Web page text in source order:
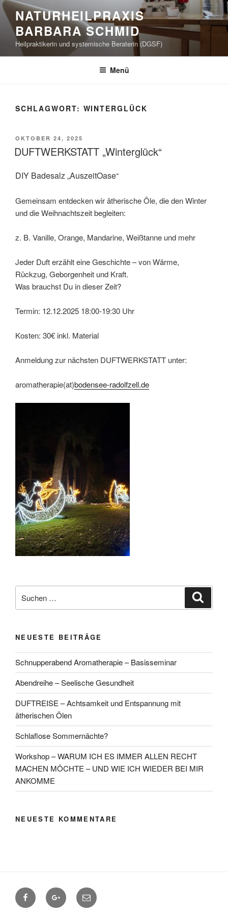
Zum
Inhalt
springen
NATURHEILPRAXIS
BARBARA SCHMID
Heilpraktikerin und systemische Beraterin (DGSF)
Menü
SCHLAGWORT: WINTERGLÜCK
VERÖFFENTLICHT
AM
OKTOBER 24, 2025
DUFTWERKSTATT „Winterglück“
DIY Badesalz „AuszeitOase“
Gemeinsam entdecken wir ätherische Öle, die den Winter
und die Weihnachtszeit begleiten:
z. B. Vanille, Orange, Mandarine, Weißtanne und mehr
Jeder Duft erzählt eine Geschichte – von Wärme,
Rückzug, Geborgenheit und Kraft.
Was brauchst Du in dieser Zeit?
Termin: 12.12.2025 18:00-19:30 Uhr
Kosten: 30€ inkl. Material
Anmeldung zur nächsten DUFTWERKSTATT unter:
aromatherapie(at)bodensee-radolfzell.de
nach:
NEUESTE BEITRÄGE
Schnupperabend Aromatherapie – Basisseminar
Abendreihe – Seelische Gesundheit
DUFTREISE – Achtsamkeit und Entspannung mit
ätherischen Ölen
Schlaflose Sommernächte?
Workshop – WARUM ICH ES IMMER ALLEN RECHT
MACHEN MÖCHTE – UND WIE ICH WIEDER BEI MIR
ANKOMME
NEUESTE KOMMENTARE
FacebookGoogle+Contact
me